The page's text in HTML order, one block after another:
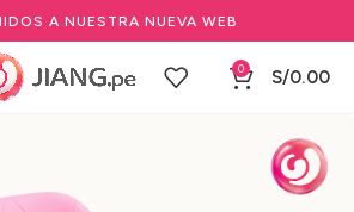
A NUESTRA NUEVA WEB
0 S/0.00